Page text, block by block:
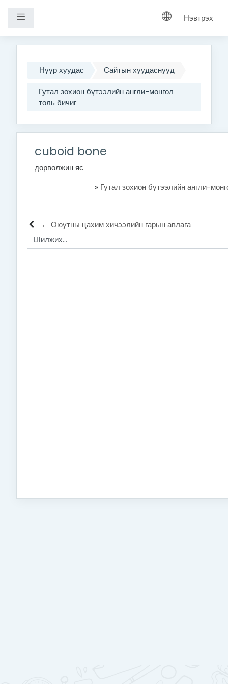
Хажуугийн самбар Нэвтрэх
Нүүр хуудас
Сайтын хуудаснууд
Гутал зохион бүтээлийн англи-монгол
толь бичиг
cuboid bone
дөрвөлжин яс
» Гутал зохион бүтээлийн англи-
← Оюутны цахим хичээлийн гарын авлага
Шилжих...